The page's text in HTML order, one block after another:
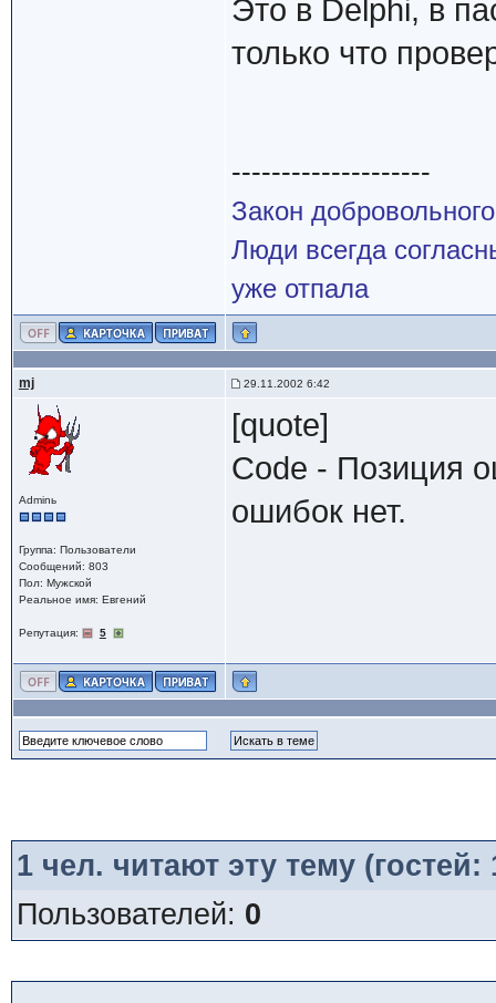
Это в Delphi, в
только что
--------------------
Закон
Люди всегда
уже отпала
mj 29.11.2002 6:42
Adminь
Группа: Пользователи
Сообщений: 803
Пол: Мужской
Реальное имя: Евгений
Репутация: 5
[quote]
Code - Позиция
ошибок нет.
1чел. читают эту тему
Пользователей: 0